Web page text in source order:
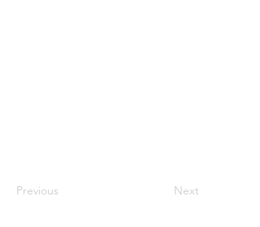
Previous Next